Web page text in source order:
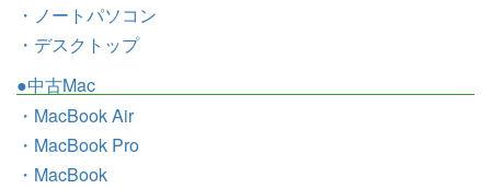
・ノートパソコン
・デスクトップ
●中古Mac
・MacBook Air
・MacBook Pro
・MacBook